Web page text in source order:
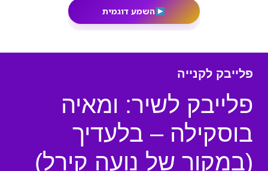
השמע דוגמית
פלייבק לקנייה
פלייבק לשיר: ומאיה
בוסקילה – בלעדיך
(במקור של נועה קירל)